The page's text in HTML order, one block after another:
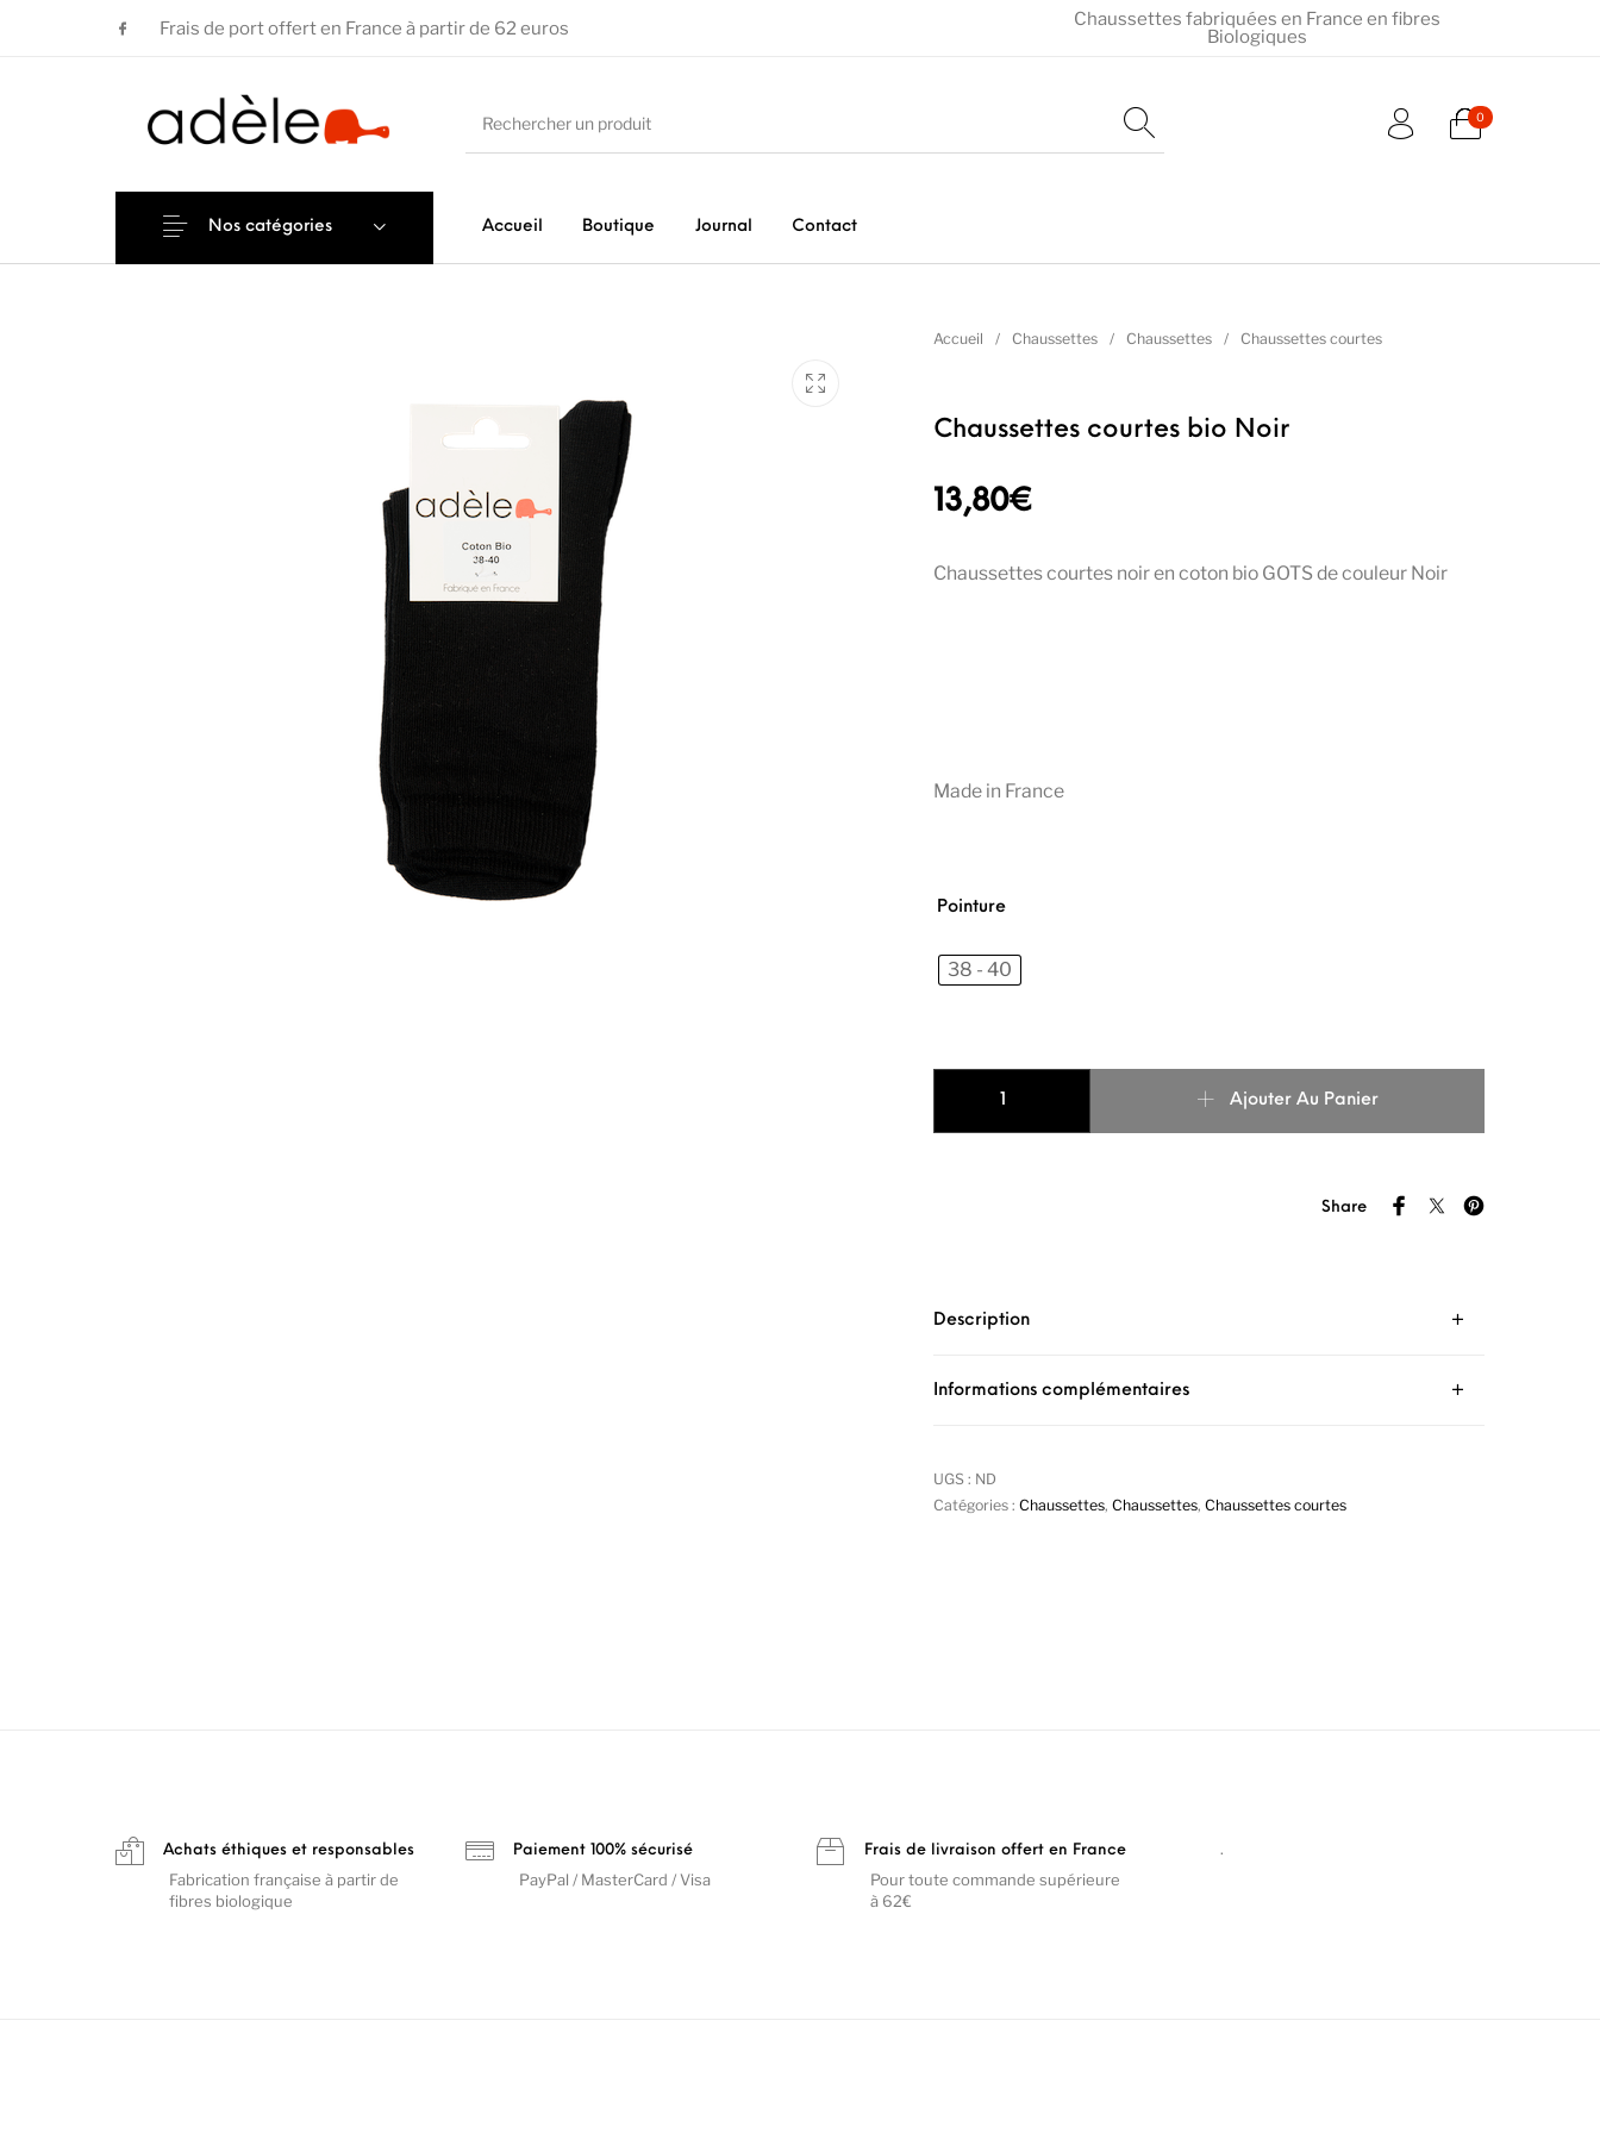
Frais de port offert en France à partir de 62 euros
Chaussettes fabriquées en France en fibres
Biologiques
0
Accueil Boutique Journal Contact
Nos catégories
Accueil / Chaussettes / Chaussettes / Chaussettes courtes
Chaussettes courtes bio Noir
13,80€
Chaussettes courtes noir en coton bio GOTS de couleur Noir
Made in France
Pointure
38 - 40
Ajouter Au Panier
Share
Description
Informations complémentaires
UGS : ND
Catégories : Chaussettes, Chaussettes, Chaussettes courtes
Achats éthiques et responsables
Fabrication française à partir de
fibres biologique
Paiement 100% sécurisé
PayPal / MasterCard / Visa
Frais de livraison offert en France
Pour toute commande supérieure
à 62€
.